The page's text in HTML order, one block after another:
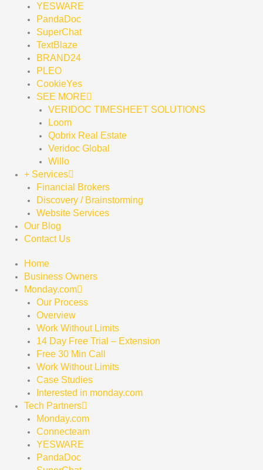
YESWARE
PandaDoc
SuperChat
TextBlaze
BRAND24
PLEO
CookieYes
SEE MORE
VERIDOC TIMESHEET SOLUTIONS
Loom
Qobrix Real Estate
Veridoc Global
Willo
+ Services
Financial Brokers
Discovery / Brainstorming
Website Services
Our Blog
Contact Us
Home
Business Owners
Monday.com
Our Process
Overview
Work Without Limits
14 Day Free Trial – Extension
Free 30 Min Call
Work Without Limits
Case Studies
Interested in monday.com
Tech Partners
Monday.com
Connecteam
YESWARE
PandaDoc